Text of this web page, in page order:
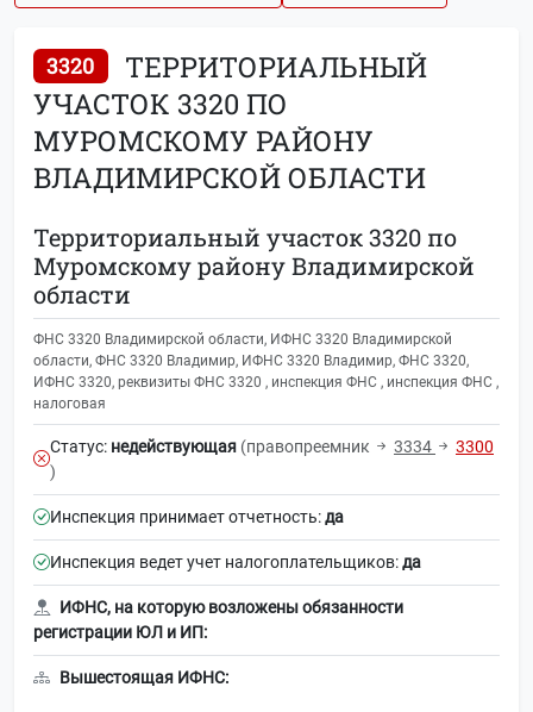
3320
ТЕРРИТОРИАЛЬНЫЙ
УЧАСТОК 3320 ПО
МУРОМСКОМУ РАЙОНУ
ВЛАДИМИРСКОЙ ОБЛАСТИ
Территориальный участок 3320 по
Муромскому району Владимирской
области
ФНС 3320 Владимирской области, ИФНС 3320 Владимирской
области, ФНС 3320 Владимир, ИФНС 3320 Владимир, ФНС 3320,
ИФНС 3320, реквизиты ФНС 3320 , инспекция ФНС , инспекция ФНС ,
налоговая
Статус: недействующая (правопреемник 3334
3300
)
Инспекция принимает отчетность:да
Инспекция ведет учет налогоплательщиков:да
ИФНС, на которую возложены обязанности
регистрации ЮЛ и ИП:
Вышестоящая ИФНС: